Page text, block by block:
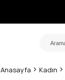
Anasayfa Kadın